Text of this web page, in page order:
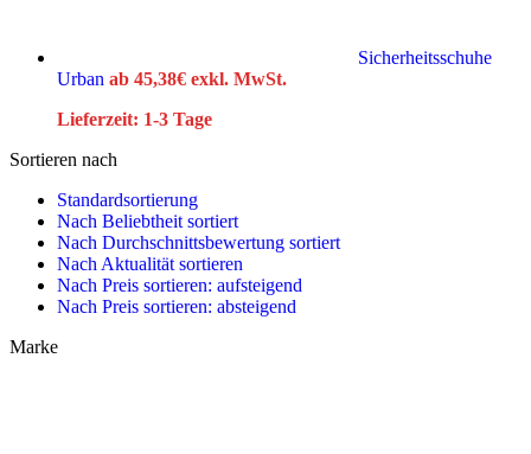
Sicherheitsschuhe
Urban ab 45,38€ exkl. MwSt.
Lieferzeit: 1-3 Tage
Sortieren nach
Standardsortierung
Nach Beliebtheit sortiert
Nach Durchschnittsbewertung sortiert
Nach Aktualität sortieren
Nach Preis sortieren: aufsteigend
Nach Preis sortieren: absteigend
Marke